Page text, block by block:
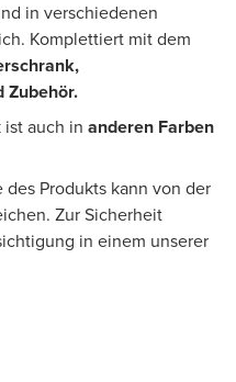
in verschiedenen
Komplettiert mit dem
Zubehör.
ist auch in anderen Farben
Produkts kann von der
Zur Sicherheit
in einem unserer